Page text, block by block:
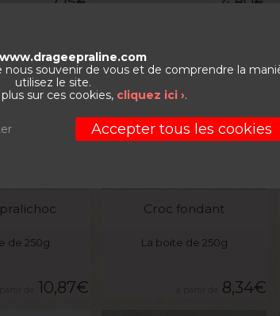
de 250g
10,87€
Croc fondant
La boite de 250g
8,34€
www.drageepraline.com
souvenir de vous et de comprendre la
utilisez le site.
sur ces cookies, cliquez ici ›.
Accepter tous les cookies